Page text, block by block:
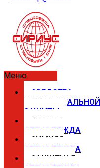
Меню
СРЕДСТВА
ИНДИВИДУАЛЬНОЙ
ЗАЩИТЫ
ЛЕТНЯЯ
СПЕЦОДЕЖДА
ЗИМНЯЯ
СПЕЦОДЕЖДА
ЗАЩИТНАЯ